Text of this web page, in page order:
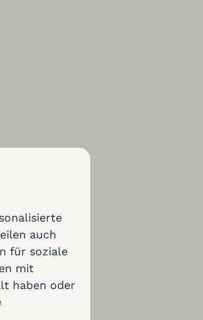
auch
für soziale
mit
haben oder